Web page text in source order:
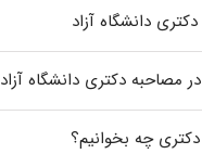
دانشگاه آزاد
مصاحبه دکتری دانشگاه آزاد
چه بخوانیم؟